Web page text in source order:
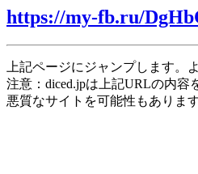
https://my-fb.ru/
上記ページにジャンプします
注意：diced.jpは上記URLの内容
悪質なサイトを可能性もありま